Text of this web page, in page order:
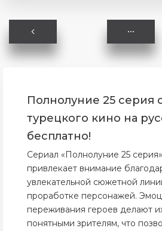
Полнолуние 25 серия
турецкого кино на
бесплатно!
Сериал «Полнолуние 25
привлекает внимание
увлекательной сюжетной
проработке персонажей.
переживания героев делают
понятными зрителям, что